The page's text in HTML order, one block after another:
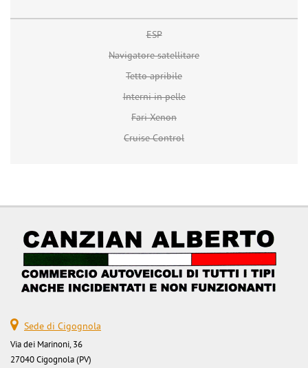
ESP
Navigatore satellitare
Tetto apribile
Interni in pelle
Fari Xenon
Cruise Control
Sede di Cigognola
Via dei Marinoni, 36
27040 Cigognola (PV)